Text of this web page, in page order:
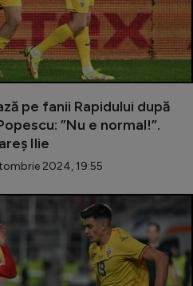
pe fanii Rapidului după
”Nu e normal!”.
Ilie
2024, 19:55